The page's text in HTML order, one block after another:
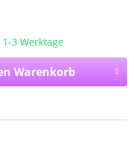
3 Werktage
Warenkorb